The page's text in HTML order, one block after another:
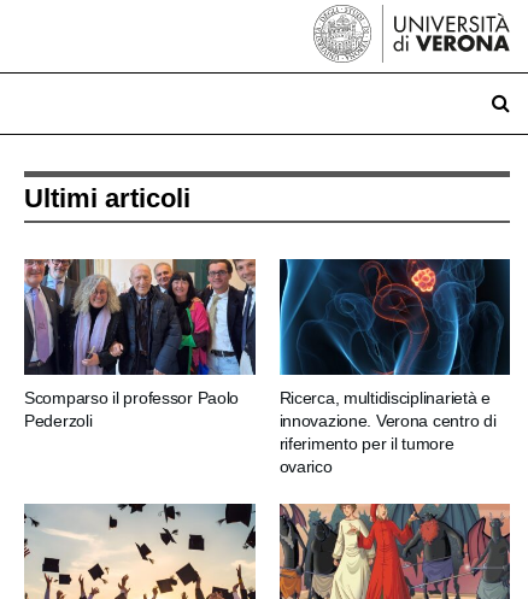
Ultimi articoli
Scomparso il professor Paolo
Pederzoli
Ricerca, multidisciplinarietà e
innovazione. Verona centro di
riferimento per il tumore
ovarico